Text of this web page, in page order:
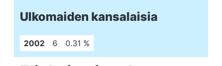
Ulkomaiden kansalaisia
2002 6 0.31 %